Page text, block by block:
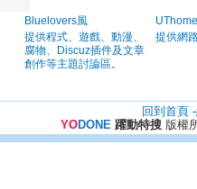
Bluelovers風
提供程式、遊戲、動漫、
腐物、Discuz插件及文章
創作等主題討論區。
提供網
回到首頁 -
YODONE 躍動特搜版權